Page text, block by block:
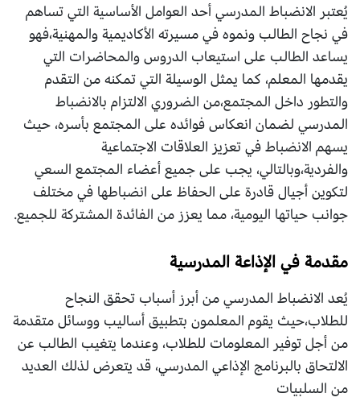
يُعتبر الانضباط المدرسي أحد العوامل الأساسية التي تساهم
في نجاح الطالب ونموه في مسيرته الأكاديمية والمهنية،فهو
يساعد الطالب على استيعاب الدروس والمحاضرات التي
يقدمها المعلم، كما يمثل الوسيلة التي تمكنه من التقدم
والتطور داخل المجتمع،من الضروري الالتزام بالانضباط
المدرسي لضمان انعكاس فوائده على المجتمع بأسره، حيث
يسهم الانضباط في تعزيز العلاقات الاجتماعية
والفردية،وبالتالي، يجب على جميع أعضاء المجتمع السعي
لتكوين أجيال قادرة على الحفاظ على انضباطها في مختلف
جوانب حياتها اليومية، مما يعزز من الفائدة المشتركة للجميع.
مقدمة في الإذاعة المدرسية
يُعد الانضباط المدرسي من أبرز أسباب تحقق النجاح
للطلاب،حيث يقوم المعلمون بتطبيق أساليب ووسائل متقدمة
من أجل توفير المعلومات للطلاب، وعندما يتغيب الطالب عن
الالتحاق بالبرنامج الإذاعي المدرسي، قد يتعرض لذلك العديد
من السلبيات